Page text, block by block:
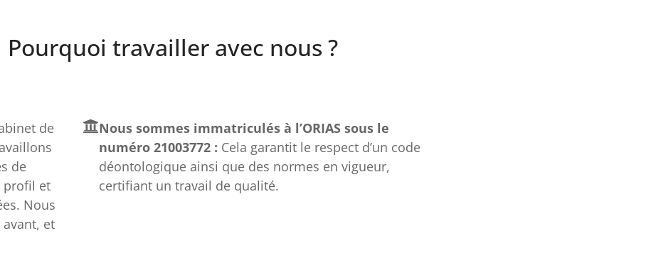
Pourquoi travailler avec nous ?
de
de
profil et
Nous
et
Nous sommes immatriculés à l’ORIAS sous le
numéro 21003772 : Cela garantit le respect d’un code
déontologique ainsi que des normes en vigueur,
certifiant un travail de qualité.